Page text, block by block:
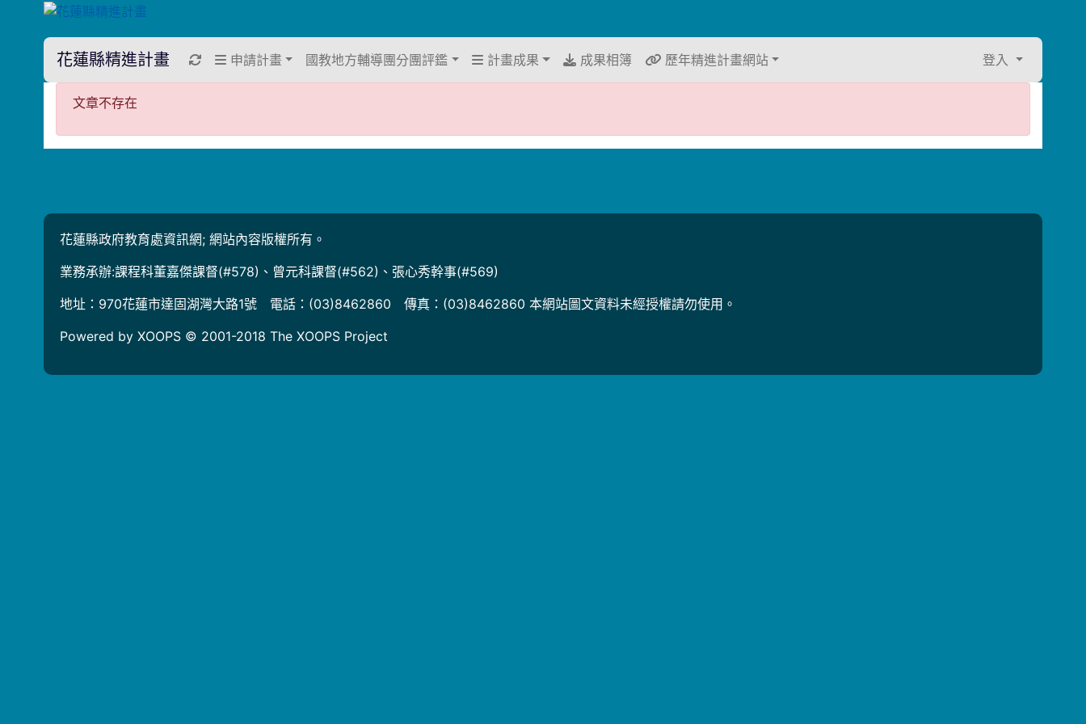
花蓮縣精進計畫 重新取得佈景設定
申請計畫 國教地方輔導團分團評鑑 計畫成果 成果相簿 歷年精進計畫網站 登入
文章不存在
文章不存在
花蓮縣政府教育處資訊網; 網站內容版權所有。
業務承辦:課程科董嘉傑課督(#578)、曾元科課督(#562)、張心秀幹事(#569)
地址：970花蓮市達固湖灣大路1號 電話：(03)8462860 傳真：(03)8462860 本網站圖文資料未經授權請勿使用。
Powered by XOOPS © 2001-2018 The XOOPS Project